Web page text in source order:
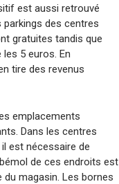
est aussi retrouvé
des centres
gratuites tandis que
5 euros. En
tire des revenus
emplacements
Dans les centres
est nécessaire de
de ces endroits est
du magasin. Les bornes